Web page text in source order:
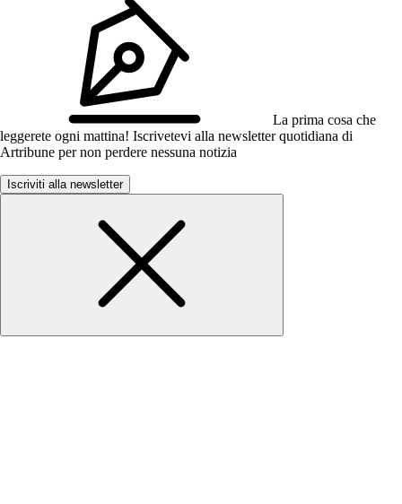
La prima cosa che
leggerete ogni mattina! Iscrivetevi alla newsletter quotidiana di
Artribune per non perdere nessuna notizia
Iscriviti alla newsletter